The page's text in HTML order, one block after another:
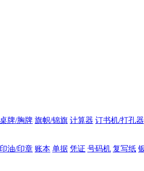
桌牌/胸牌 旗帜/锦旗 计算器 订书机/打孔器
油/印章 账本 单据 凭证 号码机 复写纸